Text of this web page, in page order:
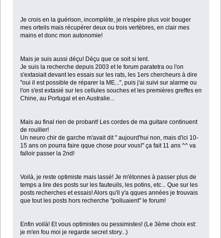
Je crois en la guérison, incomplète, je n'espère plus voir bouger
mes orteils mais récupérer deux ou trois vertèbres, en clair mes
mains et donc mon autonomie!
Mais je suis aussi déçu! Déçu que ce soit si lent.
Je suis la recherche depuis 2003 et le forum paratetra ou l'on
s'extasiait devant les essais sur les rats, les 1ers chercheurs à dire
"oui il est possible de réparer la ME...", puis j'ai suivi sur alarme ou
l'on s'est extasié sur les cellules souches et les premières greffes en
Chine, au Portugal et en Australie...
Mais au final rien de probant! Les cordes de ma guitare continuent
de rouiller!
Un neuro chir de garche m'avait dit " aujourd'hui non, mais d'ici 10-
15 ans on pourra faire qque chose pour vous!" ça fait 11 ans ^^ va
falloir passer la 2nd!
Voilà, je reste optimiste mais lassé! Je m'étonnes à passer plus de
temps a lire des posts sur les fauteuils, les potins, etc... Que sur les
posts recherches et essais! Alors qu'il y'a qques années je trouvais
que tout les posts hors recherche "polluaient" le forum!
Enfin voilà! Et vous optimistes ou pessimistes! (Le 3ème choix est:
je m'en fou moi je regarde secret story...)